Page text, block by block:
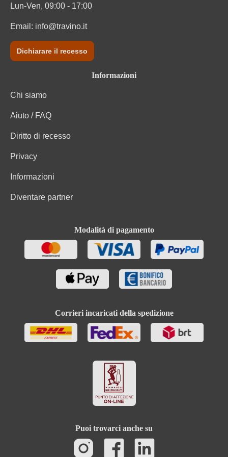
Lun-Ven, 09:00 - 17:00
Email: info@travino.it
Dichiarare il recesso
Informazioni
Chi siamo
Aiuto / FAQ
Diritto di recesso
Privacy
Informazioni
Diventare partner
Modalità di pagamento
Corrieri incaricati della spedizione
Puoi trovarci anche su